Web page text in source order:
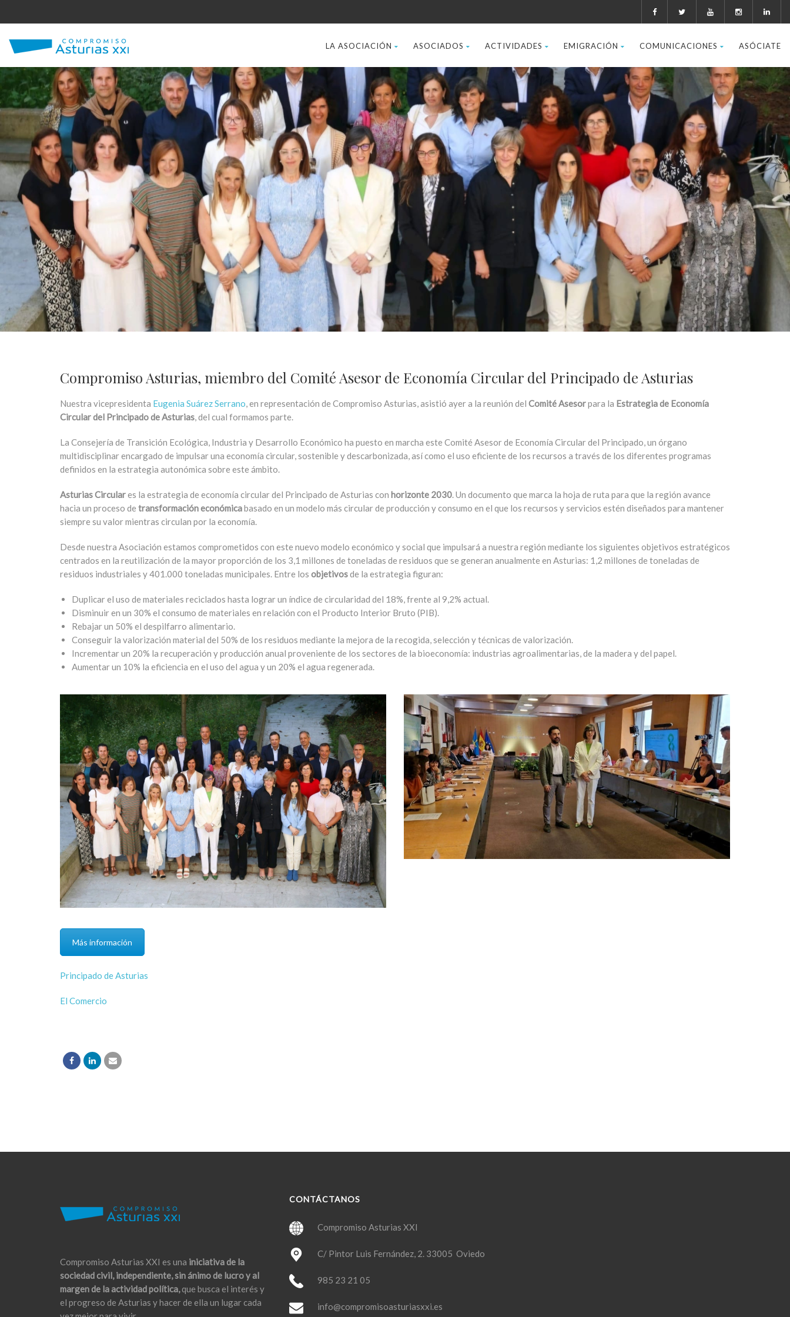
LA ASOCIACIÓN ASOCIADOS ACTIVIDADES EMIGRACIÓN COMUNICACIONES ASÓCIATE
Compromiso Asturias, miembro del Comité Asesor de Economía Circular del Principado de Asturias
Nuestra vicepresidenta Eugenia Suárez Serrano, en representación de Compromiso Asturias, asistió ayer a la reunión del Comité Asesorpara la Estrategia de Economía
Circular del Principado de Asturias, del cual formamos parte.
La Consejería de Transición Ecológica, Industria y Desarrollo Económico ha puesto en marcha este Comité Asesor de Economía Circular del Principado, un órgano
multidisciplinar encargado de impulsar una economía circular, sostenible y descarbonizada, así como el uso eficiente de los recursos a través de los diferentes programas
definidos en la estrategia autonómica sobre este ámbito.
Asturias Circulares la estrategia de economía circular del Principado de Asturias con horizonte 2030. Un documento que marca la hoja de ruta para que la región avance
hacia un proceso de transformación económicabasado en un modelo más circular de producción y consumo en el que los recursos y servicios estén diseñados para mantener
siempre su valor mientras circulan por la economía.
Desde nuestra Asociación estamos comprometidos con este nuevo modelo económico y social que impulsará a nuestra región mediante los siguientes objetivos estratégicos
centrados en la reutilización de la mayor proporción de los 3,1 millones de toneladas de residuos que se generan anualmente en Asturias: 1,2 millones de toneladas de
residuos industriales y 401.000 toneladas municipales. Entre los objetivosde la estrategia figuran:
Duplicar el uso de materiales reciclados hasta lograr un índice de circularidad del 18%, frente al 9,2% actual.
Disminuir en un 30% el consumo de materiales en relación con el Producto Interior Bruto (PIB).
Rebajar un 50% el despilfarro alimentario.
Conseguir la valorización material del 50% de los residuos mediante la mejora de la recogida, selección y técnicas de valorización.
Incrementar un 20% la recuperación y producción anual proveniente de los sectores de la bioeconomía: industrias agroalimentarias, de la madera y del papel.
Aumentar un 10% la eficiencia en el uso del agua y un 20% el agua regenerada.
Más información
Principado de Asturias
El Comercio
Compromiso Asturias XXI es una iniciativa de la
sociedad civil, independiente, sin ánimo de lucro y al
margen de la actividad política,que busca el interés y
el progreso de Asturias y hacer de ella un lugar cada
CONTÁCTANOS
Compromiso Asturias XXI
C/ Pintor Luis Fernández, 2. 33005 Oviedo
985 23 21 05
info@compromisoasturiasxxi.es